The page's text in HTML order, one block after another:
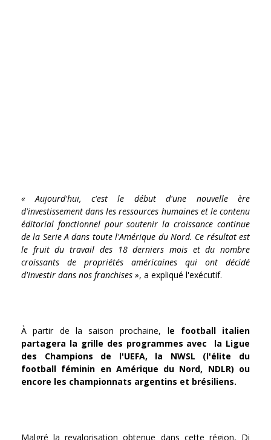
« Aujourd'hui, c'est le début d'une nouvelle ère
d'investissement dans les ressources humaines et le contenu
éditorial fonctionnel pour soutenir la croissance continue
de la Serie A dans toute l'Amérique du Nord. Ce résultat est
le fruit du travail des 18 derniers mois et du nombre
croissants de propriétés américaines qui ont décidé
d'investir dans nos franchises », a expliqué l'exécutif.
À partir de la saison prochaine, le football italien
partagera la grille des programmes avec la Ligue
des Champions de l'UEFA, la NWSL (l'élite du
football féminin en Amérique du Nord, NDLR) ou
encore les championnats argentins et brésiliens.
Malgré la revalorisation obtenue dans cette région, Di